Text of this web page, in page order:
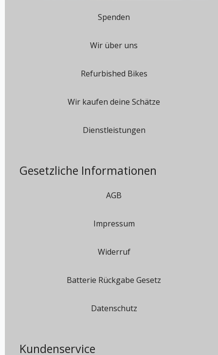
Spenden
Wir über uns
Refurbished Bikes
Wir kaufen deine Schätze
Dienstleistungen
Gesetzliche Informationen
AGB
Impressum
Widerruf
Batterie Rückgabe Gesetz
Datenschutz
Kundenservice